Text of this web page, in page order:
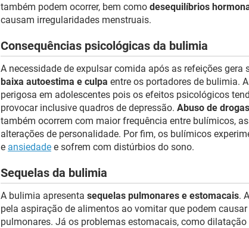
também podem ocorrer, bem como desequilíbrios
causam irregularidades menstruais.
Consequências psicológicas da bulimia
A necessidade de expulsar comida após as refeições gera
baixa autoestima e culpa entre os portadores de bulimia.
perigosa em adolescentes pois os efeitos psicológicos
provocar inclusive quadros de depressão. Abuso de drogas
também ocorrem com maior frequência entre bulímicos,
alterações de personalidade. Por fim, os bulímicos
e ansiedade e sofrem com distúrbios do sono.
Sequelas da bulimia
A bulimia apresenta sequelas pulmonares e estomacais.
pela aspiração de alimentos ao vomitar que podem
pulmonares. Já os problemas estomacais, como